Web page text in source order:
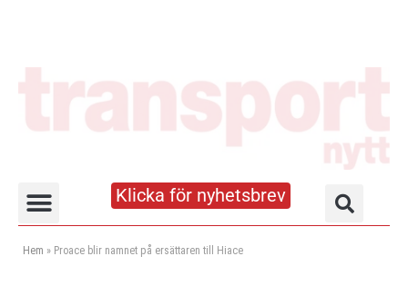
Klicka för nyhetsbrev
Hem » Proace blir namnet på ersättaren till Hiace